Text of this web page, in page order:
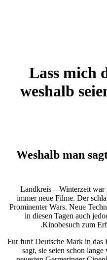
Lass mich
weshalb
Weshalb man
Landkreis – Winterzeit war
immer neue Filme. Der
Prominenter Wars. Neue
in diesen Tagen auch
Kinobesuch zum
Fur funf Deutsche Mark in das
sagt, sie seien schon